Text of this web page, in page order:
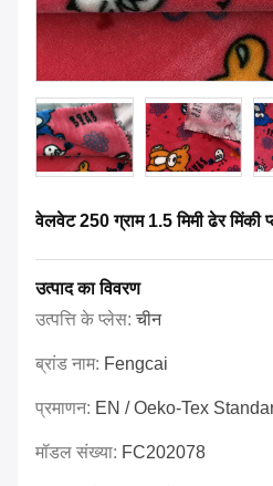
वेलवेट 250 ग्राम 1.5 मिमी ढेर मिंकी
उत्पाद का विवरण
उत्पत्ति के प्लेस:चीन
ब्रांड नाम: Fengcai
प्रमाणन: EN / Oeko-Tex
मॉडल संख्या: FC202078